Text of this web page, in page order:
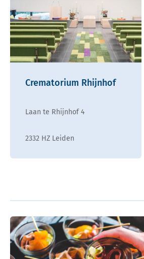
Crematorium Rhijnhof
Laan te Rhijnhof 4
2332 HZ Leiden